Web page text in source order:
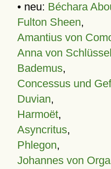
• neu: Béchara
Fulton Sheen,
Amantius von
Anna von
Bademus,
Concessus und
Duvian,
Harmoët,
Asyncritus,
Phlegon,
Johannes von